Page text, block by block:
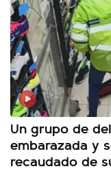
Un grupo de
embarazada y
recaudado de